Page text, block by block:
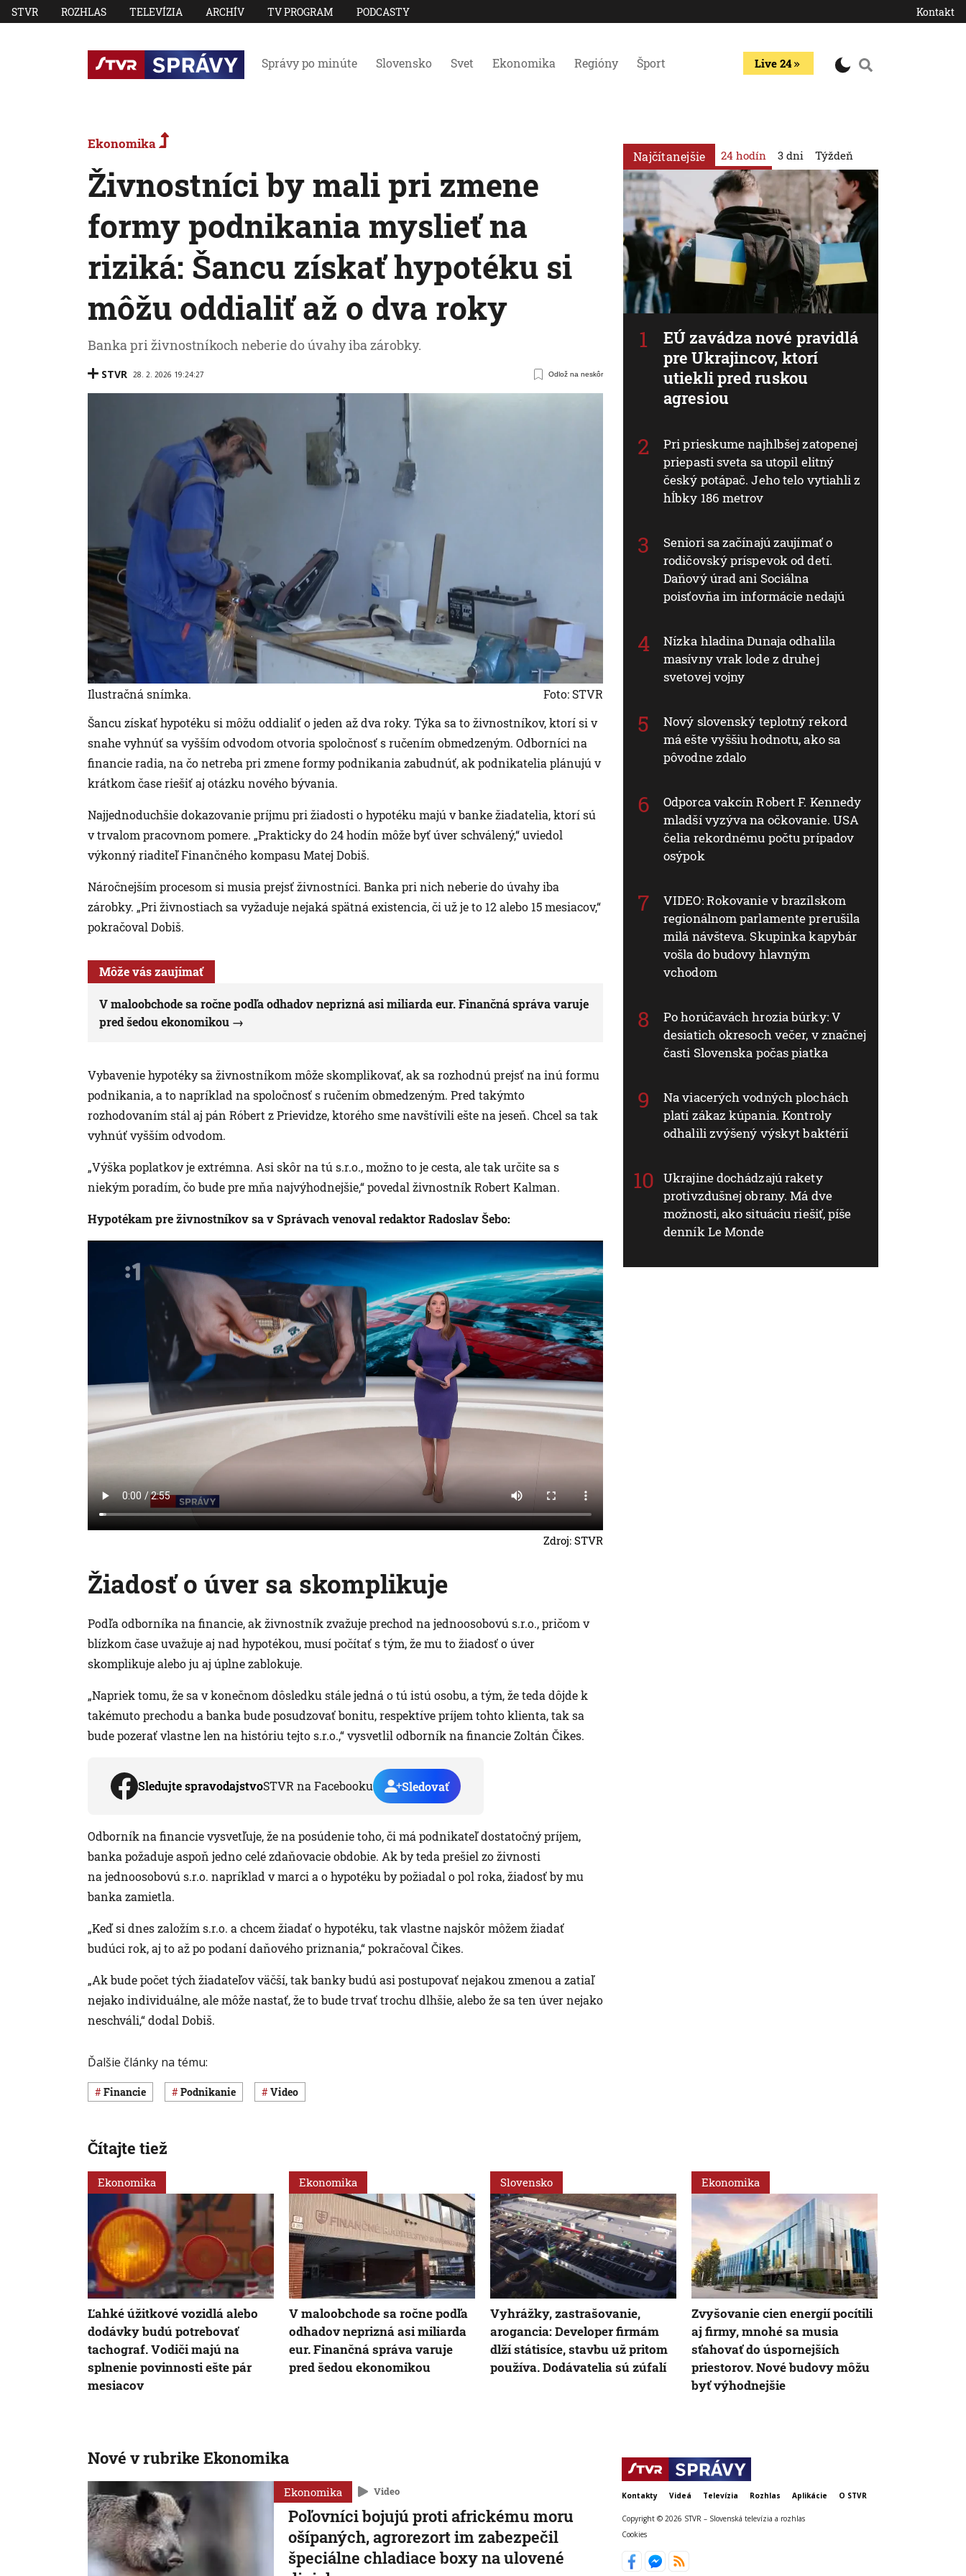
STVR ROZHLAS TELEVÍZIA ARCHÍV TV PROGRAM PODCASTY Kontakt
Správy po minúte Slovensko Svet Ekonomika Regióny Šport Live 24
Ekonomika
Živnostníci by mali pri zmene
formy podnikania myslieť na
riziká: Šancu získať hypotéku si
môžu oddialiť až o dva roky
Banka pri živnostníkoch neberie do úvahy iba zárobky.
STVR 28. 2. 2026 19:24:27 Odlož na neskôr
Ilustračná snímka.
Foto: STVR
Šancu získať hypotéku si môžu oddialiť o jeden až dva roky. Týka sa to živnostníkov, ktorí si v
snahe vyhnúť sa vyšším odvodom otvoria spoločnosť s ručením obmedzeným. Odborníci na
financie radia, na čo netreba pri zmene formy podnikania zabudnúť, ak podnikatelia plánujú v
krátkom čase riešiť aj otázku nového bývania.
Najjednoduchšie dokazovanie príjmu pri žiadosti o hypotéku majú v banke žiadatelia, ktorí sú
v trvalom pracovnom pomere. „Prakticky do 24 hodín môže byť úver schválený,“ uviedol
výkonný riaditeľ Finančného kompasu Matej Dobiš.
Náročnejším procesom si musia prejsť živnostníci. Banka pri nich neberie do úvahy iba
zárobky. „Pri živnostiach sa vyžaduje nejaká spätná existencia, či už je to 12 alebo 15 mesiacov,“
pokračoval Dobiš.
Môže vás zaujímať
V maloobchode sa ročne podľa odhadov neprizná asi miliarda eur. Finančná správa varuje
pred šedou ekonomikou
Vybavenie hypotéky sa živnostníkom môže skomplikovať, ak sa rozhodnú prejsť na inú formu
podnikania, a to napríklad na spoločnosť s ručením obmedzeným. Pred takýmto
rozhodovaním stál aj pán Róbert z Prievidze, ktorého sme navštívili ešte na jeseň. Chcel sa tak
vyhnúť vyšším odvodom.
„Výška poplatkov je extrémna. Asi skôr na tú s.r.o., možno to je cesta, ale tak určite sa s
niekým poradím, čo bude pre mňa najvýhodnejšie,“ povedal živnostník Robert Kalman.
Hypotékam pre živnostníkov sa v Správach venoval redaktor Radoslav Šebo:
Zdroj: STVR
Žiadosť o úver sa skomplikuje
Podľa odborníka na financie, ak živnostník zvažuje prechod na jednoosobovú s.r.o., pričom v
blízkom čase uvažuje aj nad hypotékou, musí počítať s tým, že mu to žiadosť o úver
skomplikuje alebo ju aj úplne zablokuje.
„Napriek tomu, že sa v konečnom dôsledku stále jedná o tú istú osobu, a tým, že teda dôjde k
takémuto prechodu a banka bude posudzovať bonitu, respektíve príjem tohto klienta, tak sa
bude pozerať vlastne len na históriu tejto s.r.o.,“ vysvetlil odborník na financie Zoltán Čikes.
Sledujte spravodajstvoSTVR na Facebooku Sledovať
Odborník na financie vysvetľuje, že na posúdenie toho, či má podnikateľ dostatočný príjem,
banka požaduje aspoň jedno celé zdaňovacie obdobie. Ak by teda prešiel zo živnosti
na jednoosobovú s.r.o. napríklad v marci a o hypotéku by požiadal o pol roka, žiadosť by mu
banka zamietla.
„Keď si dnes založím s.r.o. a chcem žiadať o hypotéku, tak vlastne najskôr môžem žiadať
budúci rok, aj to až po podaní daňového priznania,“ pokračoval Čikes.
„Ak bude počet tých žiadateľov väčší, tak banky budú asi postupovať nejakou zmenou a zatiaľ
nejako individuálne, ale môže nastať, že to bude trvať trochu dlhšie, alebo že sa ten úver nejako
neschváli,“ dodal Dobiš.
Ďalšie články na tému:
Financie Podnikanie Video
Najčítanejšie 24 hodín
EÚ zavádza nové pravidlá
pre Ukrajincov, ktorí
utiekli pred ruskou
agresiou
Pri prieskume najhlbšej zatopenej
priepasti sveta sa utopil elitný
český potápač. Jeho telo vytiahli z
hĺbky 186 metrov
Seniori sa začínajú zaujímať o
rodičovský príspevok od detí.
Daňový úrad ani Sociálna
poisťovňa im informácie nedajú
Nízka hladina Dunaja odhalila
masívny vrak lode z druhej
svetovej vojny
Nový slovenský teplotný rekord
má ešte vyššiu hodnotu, ako sa
pôvodne zdalo
Odporca vakcín Robert F. Kennedy
mladší vyzýva na očkovanie. USA
čelia rekordnému počtu prípadov
osýpok
VIDEO: Rokovanie v brazílskom
regionálnom parlamente prerušila
milá návšteva. Skupinka kapybár
vošla do budovy hlavným
vchodom
Po horúčavách hrozia búrky: V
desiatich okresoch večer, v značnej
časti Slovenska počas piatka
Na viacerých vodných plochách
platí zákaz kúpania. Kontroly
odhalili zvýšený výskyt baktérií
Ukrajine dochádzajú rakety
protivzdušnej obrany. Má dve
možnosti, ako situáciu riešiť, píše
denník Le Monde
3 dni Týždeň
Čítajte tiež
Ekonomika
Ľahké úžitkové vozidlá alebo
dodávky budú potrebovať
tachograf. Vodiči majú na
splnenie povinnosti ešte pár
mesiacov
Ekonomika
V maloobchode sa ročne podľa
odhadov neprizná asi miliarda
eur. Finančná správa varuje
pred šedou ekonomikou
Slovensko
Vyhrážky, zastrašovanie,
arogancia: Developer firmám
dlží státisíce, stavbu už pritom
používa. Dodávatelia sú zúfalí
Ekonomika
Zvyšovanie cien energií pocítili
aj firmy, mnohé sa musia
sťahovať do úspornejších
priestorov. Nové budovy môžu
byť výhodnejšie
Nové v rubrike Ekonomika
Ekonomika Video
Poľovníci bojujú proti africkému moru
ošípaných, agrorezort im zabezpečil
špeciálne chladiace boxy na ulovené
Kontakty Videá Televízia Rozhlas Aplikácie O STVR
Copyright © 2026 STVR – Slovenská televízia a rozhlas
Cookies